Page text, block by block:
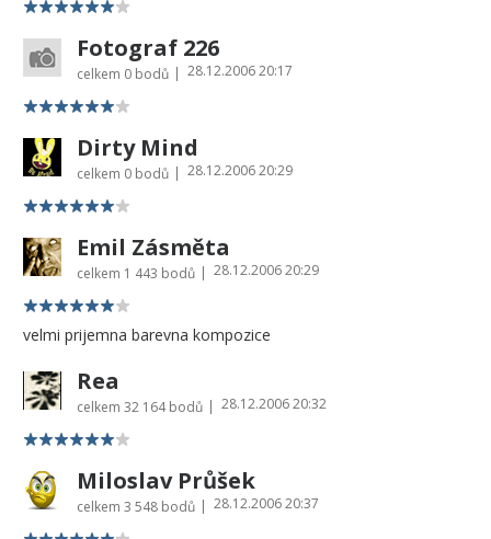
Fotograf 226
celkem 0 bodů | 28.12.2006 20:17
Dirty Mind
celkem 0 bodů | 28.12.2006 20:29
Emil Zásměta
celkem 1 443 bodů | 28.12.2006 20:29
velmi prijemna barevna kompozice
Rea
celkem 32 164 bodů | 28.12.2006 20:32
Miloslav Průšek
celkem 3 548 bodů | 28.12.2006 20:37